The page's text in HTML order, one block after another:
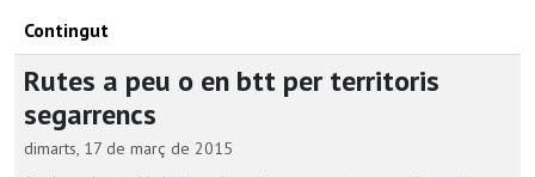
Contingut
Rutes a peu o en btt per territoris
segarrencs
dimarts, 17 de març de 2015